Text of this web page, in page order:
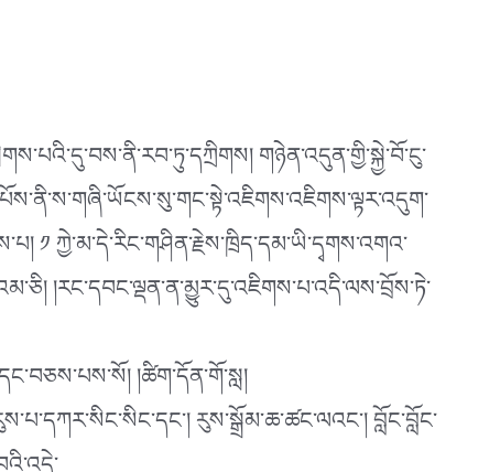
གཉེན་འདུན་གྱི་སྐྱེ་བོ་ངུ་
༡ ཀྱེ་མ་དེ་རིང་གཤིན་རྗེས་ཁྲིད་དམ་ཡི་དྭགས་འགའ་
།རང་དབང་ལྡན་ན་མྱུར་དུ་འཇིགས་པ་འདི་ལས་བྲོས་ཏེ་
།ཚིག་དོན་གོ་སླ།
རུས་སྒྲོམ་ཆ་ཚང་ལའང༌། བློང་བློང་